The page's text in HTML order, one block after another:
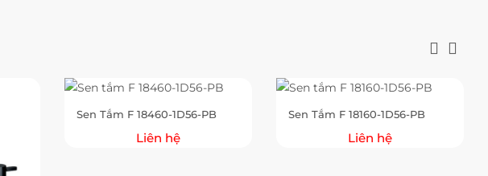
Sen Tắm F 18460-1D56-PB
Liên hệ
Sen Tắm F 18160-1D56-PB
Liên hệ